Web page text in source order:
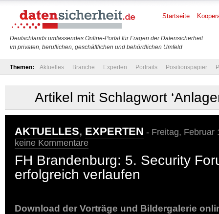
Deutschlands umfassendes Online-Portal für Fragen der Datensicherheit
im privaten, beruflichen, geschäftlichen und behördlichen Umfeld
Startseite
Themen: Aktuelles Branche Experten Portraits Positionspapier
Artikel mit Schlagwort
AKTUELLES, EXPERTEN - Freitag, Februar
keine Kommentare
FH Brandenburg: 5. Security
erfolgreich verlaufen
Download der Vorträge und Bildergalerie